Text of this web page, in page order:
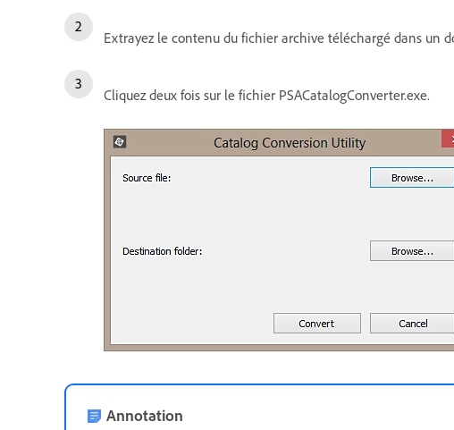
Extrayez le contenu du fichier archive téléchargé dans un
Cliquez deux fois sur le fichier PSACatalogConverter.exe.
Annotation